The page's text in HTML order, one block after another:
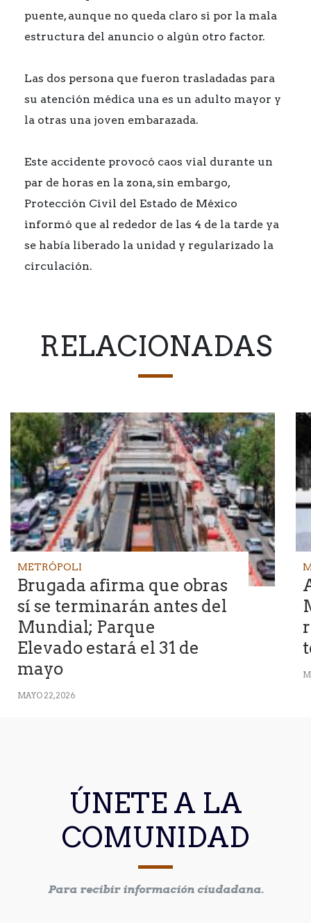
puente, aunque no queda claro si por la mala
estructura del anuncio o algún otro factor.
Las dos persona que fueron trasladadas para
su atención médica una es un adulto mayor y
la otras una joven embarazada.
Este accidente provocó caos vial durante un
par de horas en la zona, sin embargo,
Protección Civil del Estado de México
informó que al rededor de las 4 de la tarde ya
se había liberado la unidad y regularizado la
circulación.
RELACIONADAS
METRÓPOLI
Brugada afirma que obras
sí se terminarán antes del
Mundial; Parque
Elevado estará el 31 de
mayo
MAYO 22, 2026
ÚNETE A LA
COMUNIDAD
Para recibir información ciudadana.